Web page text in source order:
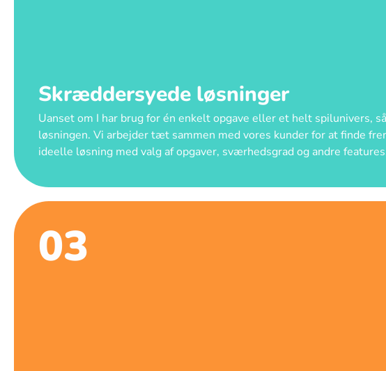
Skræddersyede løsninger
Uanset om I har brug for én enkelt opgave eller et helt spilunivers,
løsningen. Vi arbejder tæt sammen med vores kunder for at finde
ideelle løsning med valg af opgaver, sværhedsgrad og andre
03